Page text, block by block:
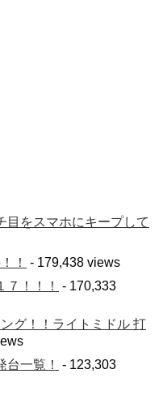
目をスマホにキープして
！
- 179,438 views
！！！
- 170,333
グ！！ライトミドル 打
一覧！
- 123,303